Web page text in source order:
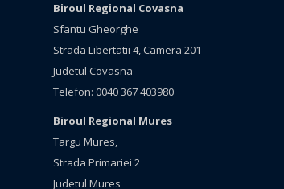
Biroul Regional Covasna
Sfantu Gheorghe
Strada Libertatii 4, Camera 201
Judetul Covasna
Telefon: 0040 367 403980
Biroul Regional Mures
Targu Mures,
Strada Primariei 2
Judetul Mures